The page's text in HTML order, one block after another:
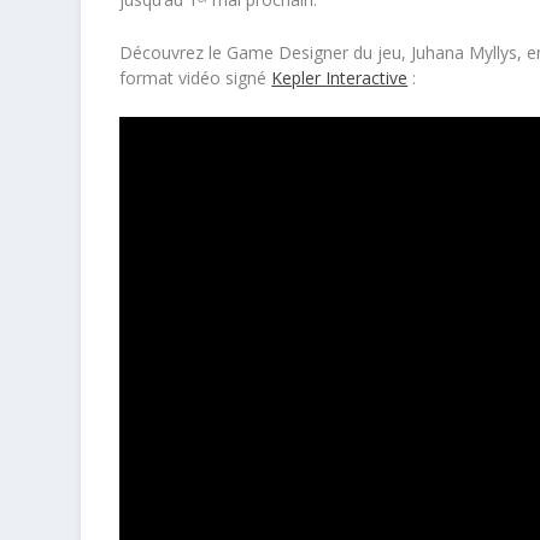
Découvrez le Game Designer du jeu, Juhana Myllys,
format vidéo signé Kepler Interactive :